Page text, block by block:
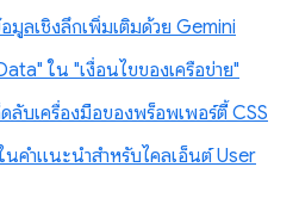
ลเชิงลึกเพิ่มเติมด้วย Gemini
ใน "เงื่อนไขของเครือข่าย"
บเครื่องมือของพร็อพเพอร์ตี้ CSS
คำแนะนำสำหรับไคลเอ็นต์ User